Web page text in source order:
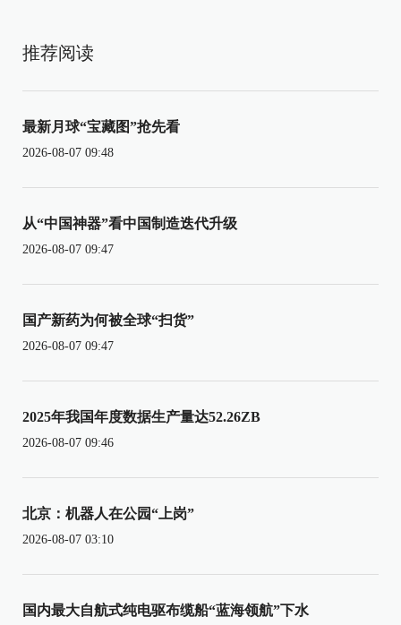
推荐阅读
最新月球“宝藏图”抢先看
2026-08-07 09:48
从“中国神器”看中国制造迭代升级
2026-08-07 09:47
国产新药为何被全球“扫货”
2026-08-07 09:47
2025年我国年度数据生产量达52.26ZB
2026-08-07 09:46
北京：机器人在公园“上岗”
2026-08-07 03:10
国内最大自航式纯电驱布缆船“蓝海领航”下水